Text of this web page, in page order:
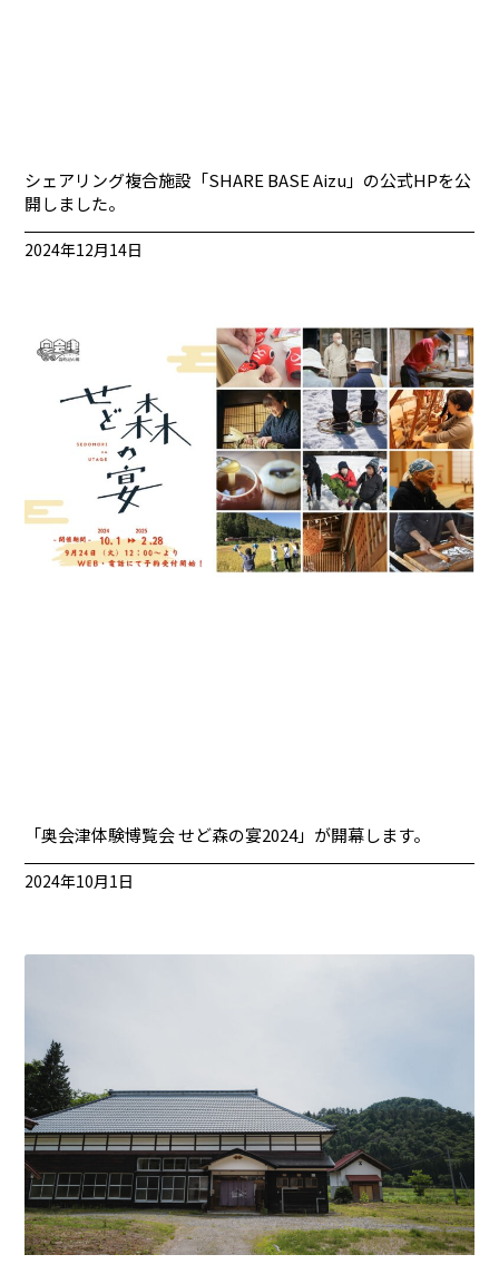
シェアリング複合施設「SHARE BASE Aizu」の公式HPを公
開しました。
2024年12月14日
「奥会津体験博覧会 せど森の宴2024」が開幕します。
2024年10月1日